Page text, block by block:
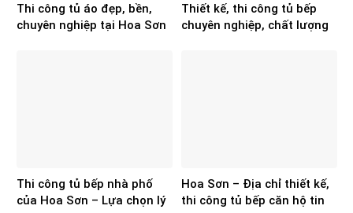
Thi công tủ áo đẹp, bền,
chuyên nghiệp tại Hoa Sơn
Thiết kế, thi công tủ bếp
chuyên nghiệp, chất lượng
Thi công tủ bếp nhà phố
của Hoa Sơn – Lựa chọn lý
Hoa Sơn – Địa chỉ thiết kế,
thi công tủ bếp căn hộ tin